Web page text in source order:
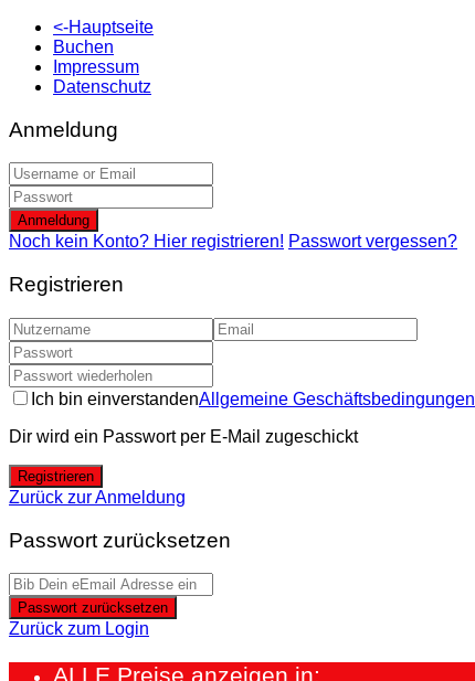
<-Hauptseite
Buchen
Impressum
Datenschutz
Anmeldung
Anmeldung
Noch kein Konto? Hier registrieren! Passwort vergessen?
Registrieren
Ich bin einverstandenAllgemeine Geschäftsbedingungen
Dir wird ein Passwort per E-Mail zugeschickt
Registrieren
Zurück zur Anmeldung
Passwort zurücksetzen
Passwort zurücksetzen
Zurück zum Login
ALLE Preise anzeigen in: